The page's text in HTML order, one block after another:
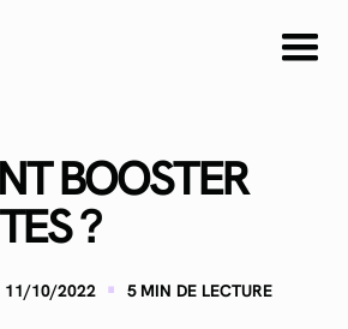
BOOSTER
?
11/10/2022 · 5 MIN DE LECTURE